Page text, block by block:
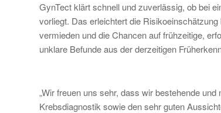
GynTect klärt schnell und zuverlässig, ob bei
vorliegt. Das erleichtert die
vermieden und die Chancen auf frühzeitige,
unklare Befunde aus der derzeitigen
„Wir freuen uns sehr, dass wir bestehende
Krebsdiagnostik sowie den sehr guten